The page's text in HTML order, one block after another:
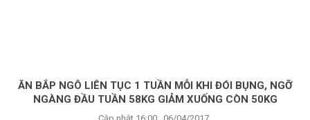
ĂN BẮP NGÔ LIÊN TỤC 1 TUẦN MỖI KHI ĐÓI BỤNG, NGỠ
NGÀNG ĐẦU TUẦN 58KG GIẢM XUỐNG CÒN 50KG